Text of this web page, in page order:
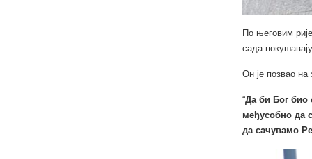
По његовим
сада
Он је позвао на
“Да би Бог био
међусобно да
да сачувамо